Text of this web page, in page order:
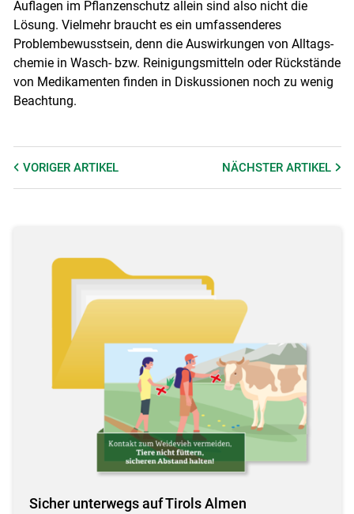
Auflagen im Pflanzenschutz allein sind also nicht die
Lösung. Vielmehr braucht es ein umfassenderes
Problembewusstsein, denn die Auswirkungen von Alltags-
chemie in Wasch- bzw. Reinigungsmitteln oder Rückstände
von Medikamenten finden in Diskussionen noch zu wenig
Beachtung.
VORIGER ARTIKEL NÄCHSTERARTIKEL
Sicher unterwegs auf Tirols Almen